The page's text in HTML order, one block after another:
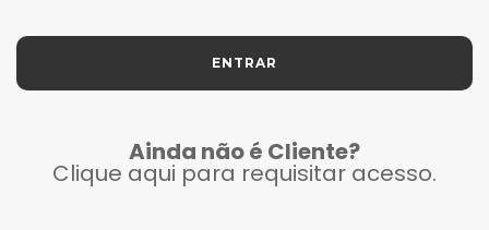
ENTRAR
Ainda não é Cliente?
Clique aqui para requisitar acesso.